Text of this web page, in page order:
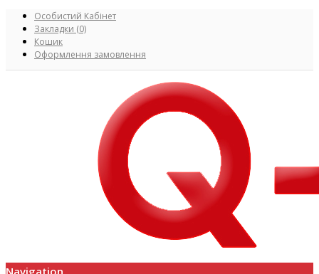
Особистий Кабінет
Закладки (0)
Кошик
Оформлення замовлення
Navigation